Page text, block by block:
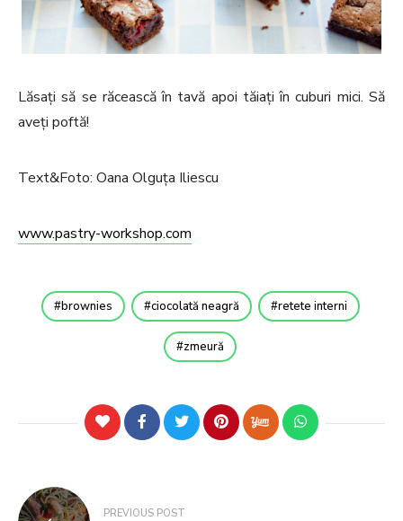
Lăsați să se răcească în tavă apoi tăiați în cuburi mici. Să
aveți poftă!
Text&Foto: Oana Olguța Iliescu
www.pastry-workshop.com
brownies ciocolată neagră retete interni
zmeură
PREVIOUS POST